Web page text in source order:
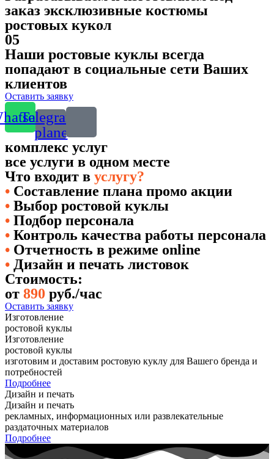
заказ эксклюзивные костюмы
ростовых кукол
05
Наши ростовые куклы всегда
попадают в социальные сети Ваших
клиентов
Оставить заявку
Telegram-
plane
комплекс услуг
все услуги в одном месте
Что входит в услугу?
• Составление плана промо акции
• Выбор ростовой куклы
• Подбор персонала
• Контроль качества работы персонала
• Отчетность в режиме online
• Дизайн и печать листовок
Стоимость:
от 890 руб./час
Оставить заявку
Изготовление
ростовой куклы
Изготовление
ростовой куклы
изготовим и доставим ростовую куклу для Вашего бренда и
потребностей
Подробнее
Дизайн и печать
Дизайн и печать
рекламных, информационных или развлекательные
раздаточных материалов
Подробнее